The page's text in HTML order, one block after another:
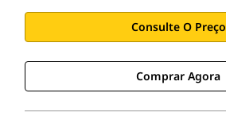
Consulte O Preço
Comprar Agora